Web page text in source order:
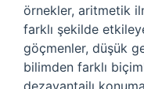
örnekler, aritmetik
farklı şekilde
göçmenler, düşük
bilimden farklı
dezavantajlı